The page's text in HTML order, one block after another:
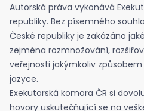
Autorská práva vykonává
republiky. Bez písemného
České republiky je zakázáno
zejména rozmnožování,
veřejnosti jakýmkoliv
jazyce.
Exekutorská komora ČR si
hovory uskutečňující se na